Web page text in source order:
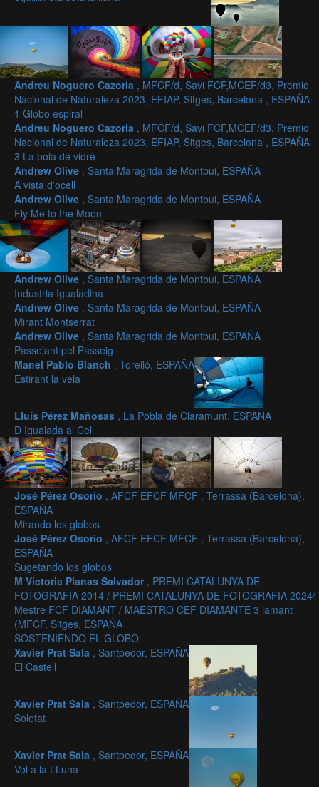
Andreu Noguero Cazorla , MFCF/d, Savi FCF,MCEF/d3, Premio
Nacional de Naturaleza 2023, EFIAP, Sitges, Barcelona , ESPAÑA
1 Globo espiral
Andreu Noguero Cazorla , MFCF/d, Savi FCF,MCEF/d3, Premio
Nacional de Naturaleza 2023, EFIAP, Sitges, Barcelona , ESPAÑA
3 La bola de vidre
Andrew Olive , Santa Maragrida de Montbui, ESPAÑA
A vista d'ocell
Andrew Olive , Santa Maragrida de Montbui, ESPAÑA
Fly Me to the Moon
Andrew Olive , Santa Maragrida de Montbui, ESPAÑA
Industria Igualadina
Andrew Olive , Santa Maragrida de Montbui, ESPAÑA
Mirant Montserrat
Andrew Olive , Santa Maragrida de Montbui, ESPAÑA
Passejant pel Passeig
Manel Pablo Blanch , Torelló, ESPAÑA
Estirant la vela
Lluís Pérez Mañosas , La Pobla de Claramunt, ESPAÑA
D Igualada al Cel
José Pérez Osorio , AFCF EFCF MFCF , Terrassa (Barcelona),
ESPAÑA
Mirando los globos
José Pérez Osorio , AFCF EFCF MFCF , Terrassa (Barcelona),
ESPAÑA
Sugetando los globos
M Victoria Planas Salvador , PREMI CATALUNYA DE
FOTOGRAFIA 2014 / PREMI CATALUNYA DE FOTOGRAFIA 2024/
Mestre FCF DIAMANT / MAESTRO CEF DIAMANTE 3 iamant
(MFCF, Sitges, ESPAÑA
SOSTENIENDO EL GLOBO
Xavier Prat Sala , Santpedor, ESPAÑA
El Castell
Xavier Prat Sala , Santpedor, ESPAÑA
Soletat
Xavier Prat Sala , Santpedor, ESPAÑA
Vol a la LLuna